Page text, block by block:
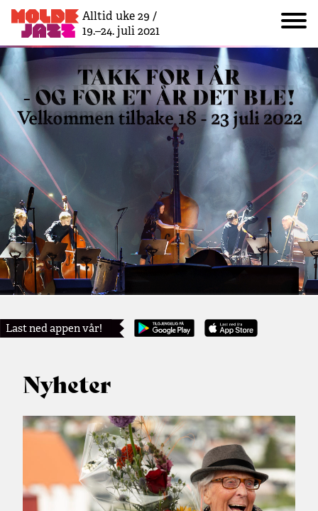
Alltid uke 29 /
19.–24. juli 2021
Last ned appen vår!
Nyheter